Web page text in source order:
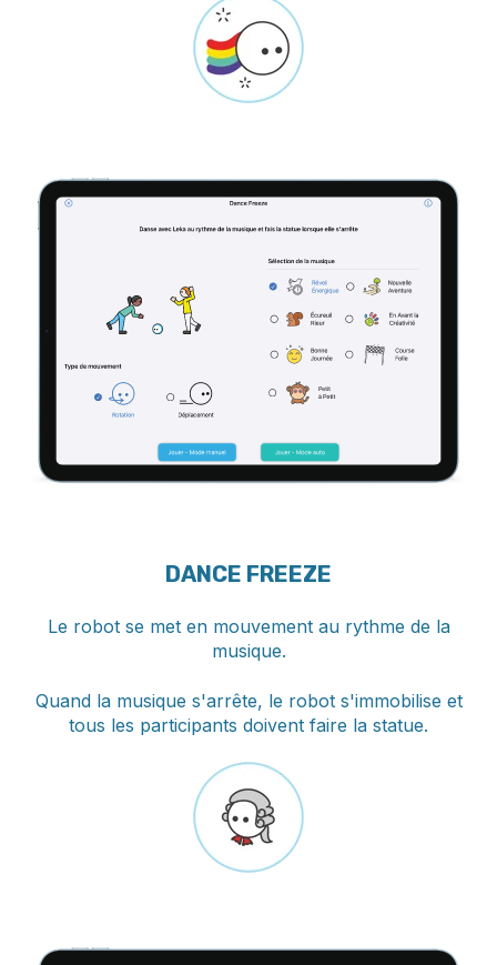
DANCE FREEZE
Le robot se met en mouvement au rythme de la
musique.
Quand la musique s'arrête, le robot s'immobilise et
tous les participants doivent faire la statue.